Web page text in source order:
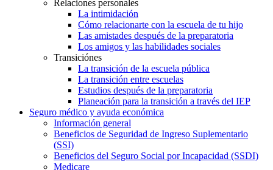
Relaciones personales
La intimidación
Cómo relacionarte con la escuela de tu hijo
Las amistades después de la preparatoria
Los amigos y las habilidades sociales
Transiciónes
La transición de la escuela pública
La transición entre escuelas
Estudios después de la preparatoria
Planeación para la transición a través del IEP
Seguro médico y ayuda económica
Información general
Beneficios de Seguridad de Ingreso Suplementario
(SSI)
Beneficios del Seguro Social por Incapacidad (SSDI)
Medicare